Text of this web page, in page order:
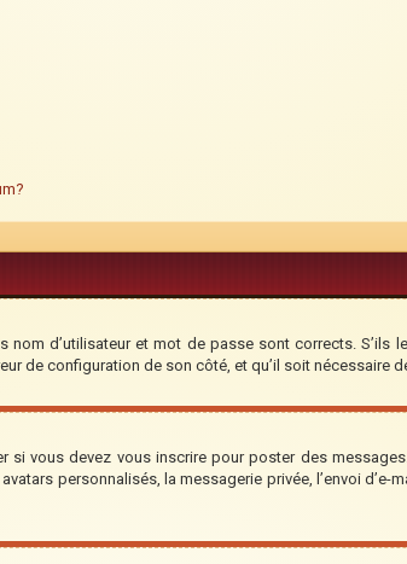
nom d’utilisateur et mot de passe sont corrects. S’ils
de configuration de son côté, et qu’il soit nécessaire
vous devez vous inscrire pour poster des
personnalisés, la messagerie privée, l’envoi d’e-